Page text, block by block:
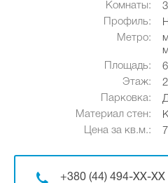
Комнаты:
3
Профиль:
Метро:
Площадь:
Этаж:
Парковка:
Материал стен:
Цена за кв.м.:
+380 (44) 494-XX-XX